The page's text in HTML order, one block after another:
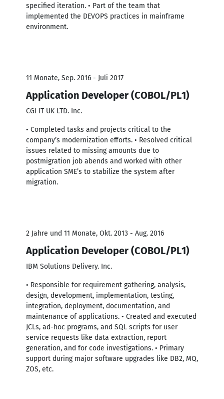
specified iteration. • Part of the team that
implemented the DEVOPS practices in mainframe
environment.
11 Monate, Sep. 2016 - Juli 2017
Application Developer (COBOL/PL1)
CGI IT UK LTD. Inc.
• Completed tasks and projects critical to the
company’s modernization efforts. • Resolved critical
issues related to missing amounts due to
postmigration job abends and worked with other
application SME’s to stabilize the system after
migration.
2 Jahre und 11 Monate, Okt. 2013 - Aug. 2016
Application Developer (COBOL/PL1)
IBM Solutions Delivery. Inc.
• Responsible for requirement gathering, analysis,
design, development, implementation, testing,
integration, deployment, documentation, and
maintenance of applications. • Created and executed
JCLs, ad-hoc programs, and SQL scripts for user
service requests like data extraction, report
generation, and for code investigations. • Primary
support during major software upgrades like DB2, MQ,
ZOS, etc.